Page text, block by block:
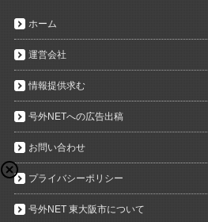
ホーム
運営会社
情報提供求む
号外NETへの広告出稿
お問い合わせ
プライバシーポリシー
号外NET 東大阪市について